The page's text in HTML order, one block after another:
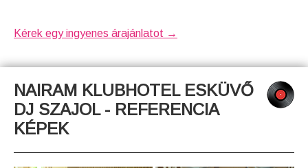
Kérek egy ingyenes árajánlatot →
NAIRAM KLUBHOTEL ESKÜVŐ
DJ SZAJOL - REFERENCIA
KÉPEK